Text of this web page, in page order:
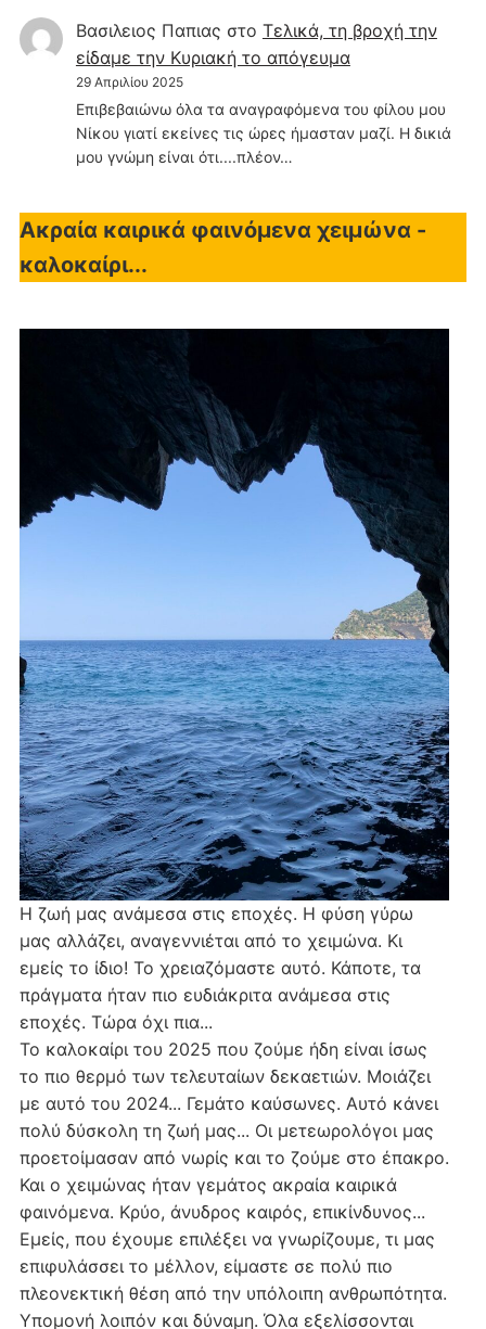
Βασιλειος Παπιας στο Τελικά, τη βροχή την
είδαμε την Κυριακή το απόγευμα
29 Απριλίου 2025
Επιβεβαιώνω όλα τα αναγραφόμενα του φίλου μου
Νίκου γιατί εκείνες τις ώρες ήμασταν μαζί. Η δικιά
μου γνώμη είναι ότι....πλέον…
Ακραία καιρικά φαινόμενα χειμώνα -
καλοκαίρι...
Η ζωή μας ανάμεσα στις εποχές. Η φύση γύρω
μας αλλάζει, αναγεννιέται από το χειμώνα. Κι
εμείς το ίδιο! Το χρειαζόμαστε αυτό. Κάποτε, τα
πράγματα ήταν πιο ευδιάκριτα ανάμεσα στις
εποχές. Τώρα όχι πια...
Το καλοκαίρι του 2025 που ζούμε ήδη είναι ίσως
το πιο θερμό των τελευταίων δεκαετιών. Μοιάζει
με αυτό του 2024... Γεμάτο καύσωνες. Αυτό κάνει
πολύ δύσκολη τη ζωή μας... Οι μετεωρολόγοι μας
προετοίμασαν από νωρίς και το ζούμε στο έπακρο.
Και ο χειμώνας ήταν γεμάτος ακραία καιρικά
φαινόμενα. Κρύο, άνυδρος καιρός, επικίνδυνος...
Εμείς, που έχουμε επιλέξει να γνωρίζουμε, τι μας
επιφυλάσσει το μέλλον, είμαστε σε πολύ πιο
πλεονεκτική θέση από την υπόλοιπη ανθρωπότητα.
Υπομονή λοιπόν και δύναμη. Όλα εξελίσσονται